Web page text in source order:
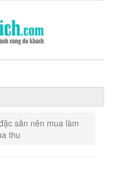
sản nên mua làm
thu